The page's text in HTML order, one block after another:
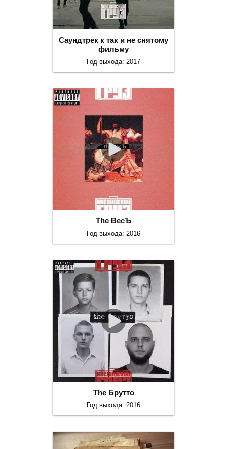
Саундтрек к так и не снятому
фильму
Год выхода: 2017
The ВесЪ
Год выхода: 2016
The Брутто
Год выхода: 2016